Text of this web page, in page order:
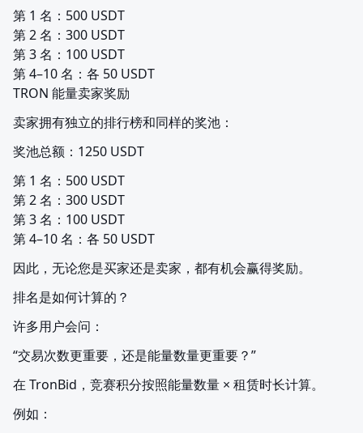
第 1 名：500 USDT
第 2 名：300 USDT
第 3 名：100 USDT
第 4–10 名：各 50 USDT
TRON 能量卖家奖励
卖家拥有独立的排行榜和同样的奖池：
奖池总额：1250 USDT
第 1 名：500 USDT
第 2 名：300 USDT
第 3 名：100 USDT
第 4–10 名：各 50 USDT
因此，无论您是买家还是卖家，都有机会赢得奖励。
排名是如何计算的？
许多用户会问：
“交易次数更重要，还是能量数量更重要？”
在 TronBid，竞赛积分按照能量数量 × 租赁时长计算。
例如：